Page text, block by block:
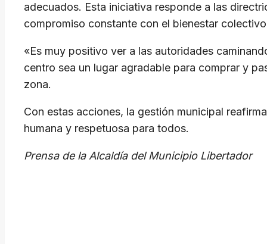
adecuados. Esta iniciativa responde a las
compromiso constante con el bienestar
«Es muy positivo ver a las autoridades
centro sea un lugar agradable para comprar y
zona.
Con estas acciones, la gestión municipal
humana y respetuosa para todos.
Prensa de la Alcaldía del Municipio Libertador